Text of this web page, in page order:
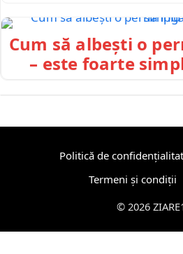
Cum să albești o
– este foarte
Politică de
Termeni și condiții
© 2026